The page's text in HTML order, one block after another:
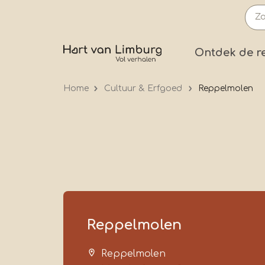
Ontdek de
Home Cultuur & Erfgoed Reppelmolen
Reppelmolen
Reppelmolen